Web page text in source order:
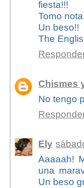
fiesta!!!
Tomo
Un beso!!
The
Chismes
No tengo
Ely
Aaaaah!
una
Un beso